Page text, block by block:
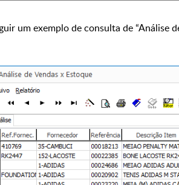
um exemplo de consulta de “Análise